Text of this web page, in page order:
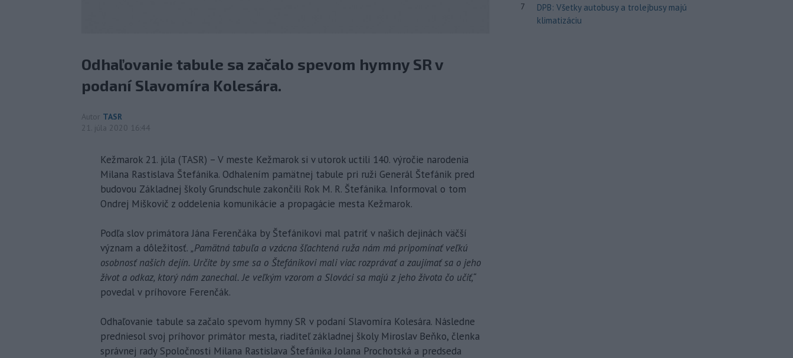
Odhaľovanie tabule sa začalo spevom hymny SR v
podaní Slavomíra Kolesára.
Autor TASR
21. júla 2020 16:44
Kežmarok 21. júla (TASR) – V meste Kežmarok si v utorok uctili 140. výročie narodenia
Milana Rastislava Štefánika. Odhalením pamätnej tabule pri ruži Generál Štefánik pred
budovou Základnej školy Grundschule zakončili Rok M. R. Štefánika. Informoval o tom
Ondrej Miškovič z oddelenia komunikácie a propagácie mesta Kežmarok.
Podľa slov primátora Jána Ferenčáka by Štefánikovi mal patriť v našich dejinách väčší
význam a dôležitosť. „Pamätná tabuľa a vzácna šľachtená ruža nám má pripomínať veľkú
osobnosť našich dejín. Určite by sme sa o Štefánikovi mali viac rozprávať a zaujímať sa o jeho
život a odkaz, ktorý nám zanechal. Je veľkým vzorom a Slováci sa majú z jeho života čo učiť,“
povedal v príhovore Ferenčák.
Odhaľovanie tabule sa začalo spevom hymny SR v podaní Slavomíra Kolesára. Následne
predniesol svoj príhovor primátor mesta, riaditeľ základnej školy Miroslav Beňko, členka
správnej rady Spoločnosti Milana Rastislava Štefánika Jolana Prochotská a predseda
7
DPB: Všetky autobusy a trolejbusy majú
klimatizáciu